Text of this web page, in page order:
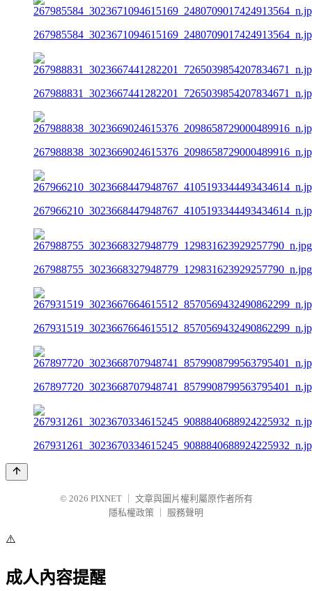
267988755_3023668327948779_129831623929257790_n.jpg
© 2026 PIXNET
文章與圖片權利屬原作者所有
隱私權政策
服務聲明
⚠️
成人內容提醒